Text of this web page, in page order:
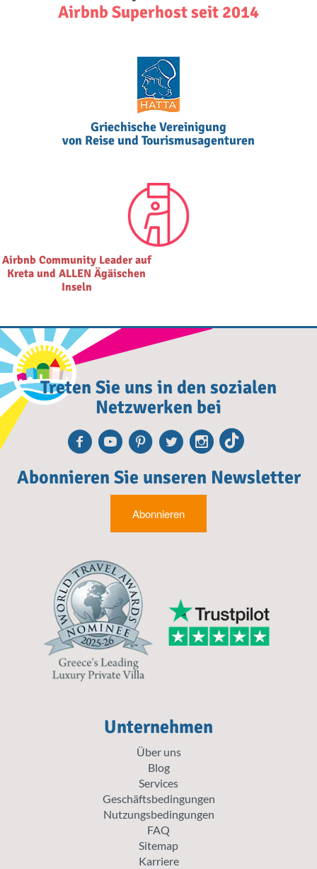
Airbnb Superhost seit 2014
Griechische Vereinigung
von Reise und Tourismusagenturen
Airbnb Community Leader auf
Kreta und ALLEN Ägäischen
Inseln
Treten Sie uns in den sozialen
Netzwerken bei
Facebook
Youtube
Pinterest
TwitterTikTok
Abonnieren Sie unseren Newsletter
Abonnieren
Unternehmen
Über uns
Blog
Services
Geschäftsbedingungen
Nutzungsbedingungen
FAQ
Sitemap
Karriere